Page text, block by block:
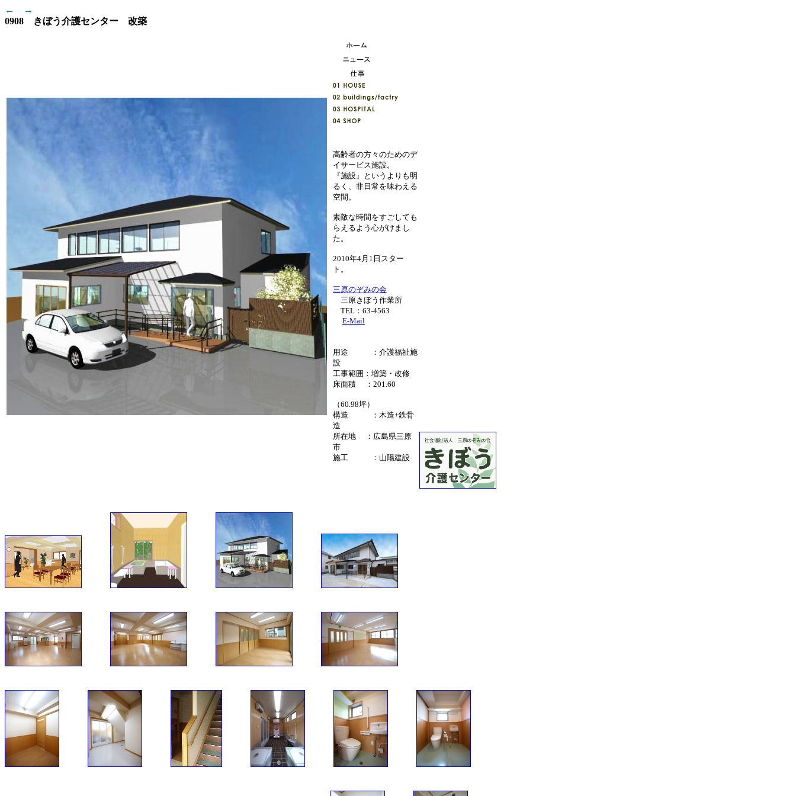
←
→
0908 きぼう介護センター 改築
高齢者の方々のためのデ
イサービス施設。
『施設』というよりも明
るく、非日常を味わえる
空間。
素敵な時間をすごしても
らえるよう心がけまし
た。
2010年4月1日スター
ト。
三原のぞみの会
三原きぼう作業所
TEL：63-4563
E-Mail
用途 ：介護福祉施
設
工事範囲：増築・改修
床面積 ：201.60
（60.98坪）
構造 ：木造+鉄骨
造
所在地 ：広島県三原
市
施工 ：山陽建設